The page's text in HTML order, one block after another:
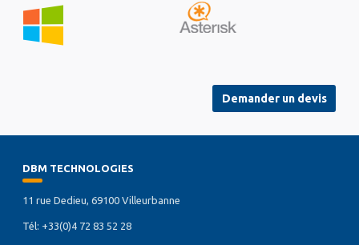
Demander un devis
DBM TECHNOLOGIES
11 rue Dedieu, 69100 Villeurbanne
Tél: +33(0)4 72 83 52 28